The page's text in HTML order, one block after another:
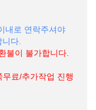
내로 연락주셔야
다.
불이 불가합니다.
료/추가작업 진행